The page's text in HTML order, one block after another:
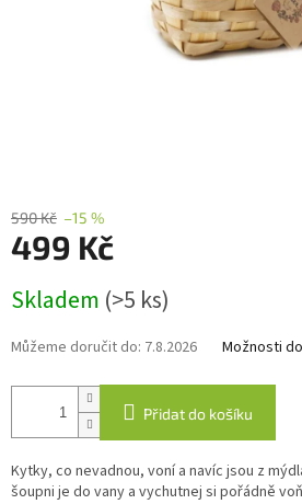
590 Kč –15 %
499 Kč
cena:
Skladem (>5 ks)
Můžeme doručit do: 7.8.2026 Možnosti
Přidat do košíku
Kytky, co nevadnou, voní a navíc jsou z
šoupni je do vany a vychutnej si pořádně